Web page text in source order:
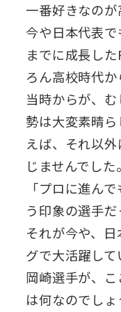
一番好きなのが
今や日本代表
までに成長し
ろん高校時代か
当時からが、
勢は大変素晴
えば、それ以
じませんでした。
「プロに進ん
う印象の選手だ
それが今や、
グで大活躍して
岡崎選手が、
は何なのでしょ